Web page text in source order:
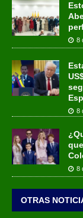
8
8
8
OTRAS